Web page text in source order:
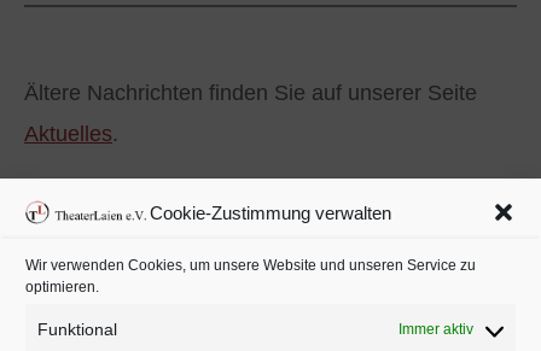
Cookie-Zustimmung verwalten
Wir verwenden Cookies, um unsere Website und unseren Service zu
optimieren.
Funktional Immer aktiv
Ältere Nachrichten finden Sie auf unserer Seite
Aktuelles.
Unsere Social Media Kanäle